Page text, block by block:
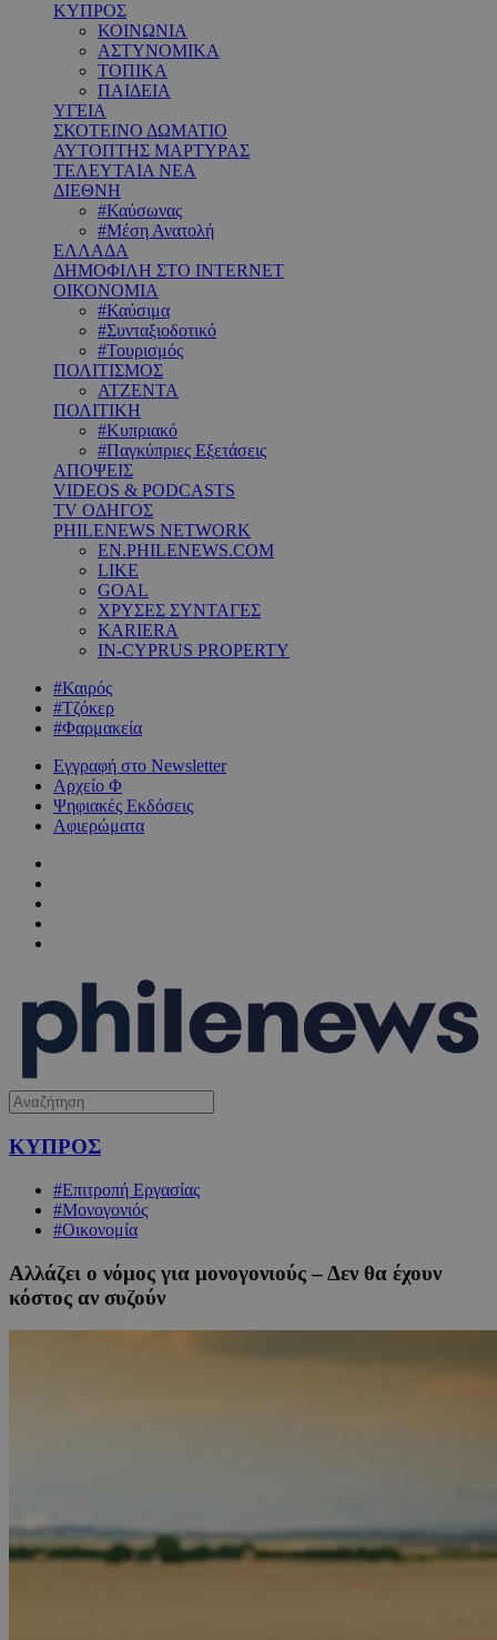
ΚΥΠΡΟΣ
ΚΟΙΝΩΝΙΑ
ΑΣΤΥΝΟΜΙΚΑ
ΤΟΠΙΚΑ
ΠΑΙΔΕΙΑ
ΥΓΕΙΑ
ΣΚΟΤΕΙΝΟ ΔΩΜΑΤΙΟ
ΑΥΤΟΠΤΗΣ ΜΑΡΤΥΡΑΣ
ΤΕΛΕΥΤΑΙΑ ΝΕΑ
ΔΙΕΘΝΗ
#Καύσωνας
#Μέση Ανατολή
ΕΛΛΑΔΑ
ΔΗΜΟΦΙΛΗ ΣΤΟ INTERNET
ΟΙΚΟΝΟΜΙΑ
#Καύσιμα
#Συνταξιοδοτικό
#Τουρισμός
ΠΟΛΙΤΙΣΜΟΣ
ΑΤΖΕΝΤΑ
ΠΟΛΙΤΙΚΗ
#Κυπριακό
#Παγκύπριες Εξετάσεις
ΑΠΟΨΕΙΣ
VIDEOS & PODCASTS
TV ΟΔΗΓΟΣ
PHILENEWS NETWORK
EN.PHILENEWS.COM
LIKE
GOAL
ΧΡΥΣΕΣ ΣΥΝΤΑΓΕΣ
KARIERA
IN-CYPRUS PROPERTY
#Καιρός
#Τζόκερ
#Φαρμακεία
Εγγραφή στο Newsletter
Αρχείο Φ
Ψηφιακές Εκδόσεις
Αφιερώματα
ΚΥΠΡΟΣ
#Επιτροπή Εργασίας
#Μονογονιός
#Οικονομία
Αλλάζει ο νόμος για μονογονιούς – Δεν θα έχουν
κόστος αν συζούν